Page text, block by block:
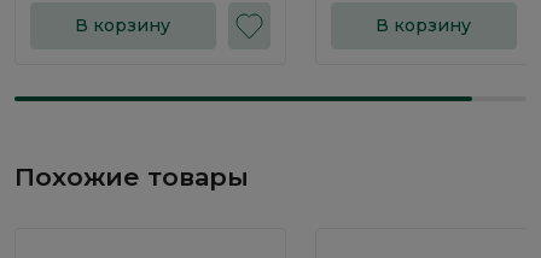
В корзину В корзину
Похожие товары